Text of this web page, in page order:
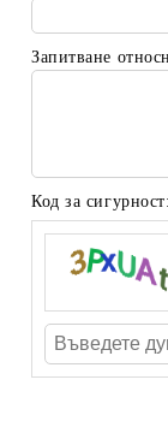
Запитване
Код за сигурност: